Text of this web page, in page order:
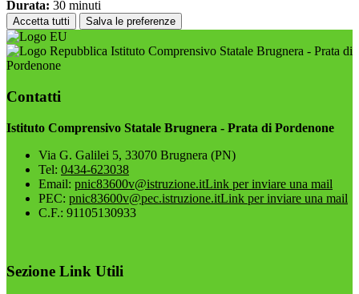
Durata: 30 minuti
Accetta tutti Salva le preferenze
Istituto Comprensivo Statale Brugnera - Prata di
Pordenone
Contatti
Istituto Comprensivo Statale Brugnera - Prata di Pordenone
Via G. Galilei 5, 33070 Brugnera (PN)
Tel: 0434-623038
Email: pnic83600v@istruzione.itLink per inviare una mail
PEC: pnic83600v@pec.istruzione.itLink per inviare una mail
C.F.: 91105130933
Sezione Link Utili